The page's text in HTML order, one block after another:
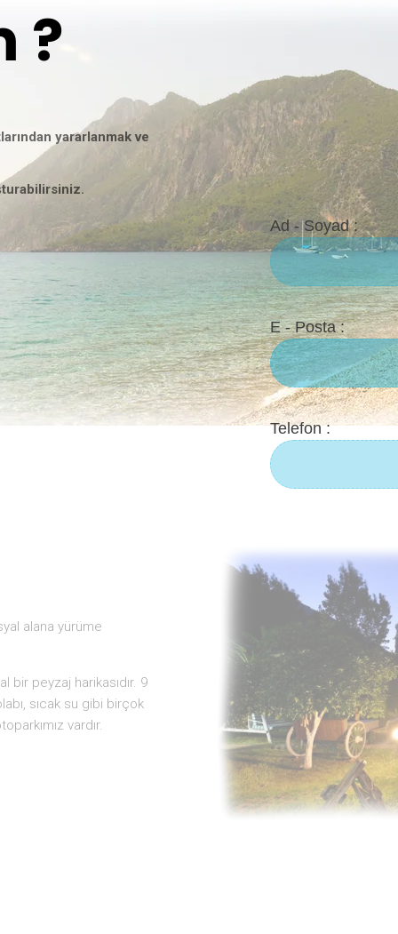
?
yararlanmak ve
Ad - Soyad :
E - Posta :
Telefon :
alana yürüme
bir peyzaj harikasıdır. 9
sıcak su gibi birçok
vardır.